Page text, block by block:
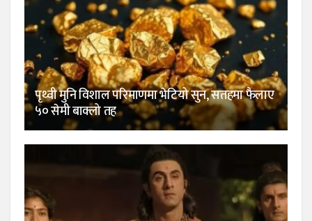
पृथ्वी मुनि विशाल परिमाणमा भेटियो सुन, सतहमा फैलाए
५० सेमी बाक्लो तह